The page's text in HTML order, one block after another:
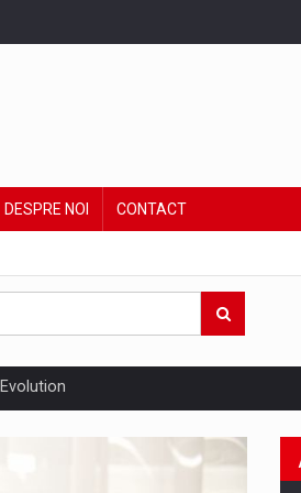
DESPRE NOI CONTACT
ambalajele pot risca retragerea
miliarde euro in acest an, sustinuta